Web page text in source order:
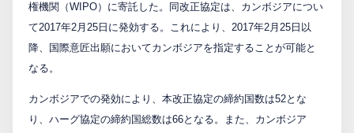
PCTnavi
Blog
創英設樂法律事務所
権機関（WIPO）に寄託した。同改正協定は、カンボジアについ
て2017年2月25日に発効する。これにより、2017年2月25日以
降、国際意匠出願においてカンボジアを指定することが可能と
なる。
カンボジアでの発効により、本改正協定の締約国数は52とな
り、ハーグ協定の締約国総数は66となる。また、カンボジア